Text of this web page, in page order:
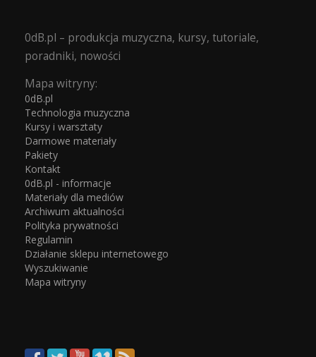
0dB.pl – produkcja muzyczna, kursy, tutoriale,
poradniki, nowości
Mapa witryny:
0dB.pl
Technologia muzyczna
Kursy i warsztaty
Darmowe materiały
Pakiety
Kontakt
0dB.pl - informacje
Materiały dla mediów
Archiwum aktualności
Polityka prywatności
Regulamin
Działanie sklepu internetowego
Wyszukiwanie
Mapa witryny